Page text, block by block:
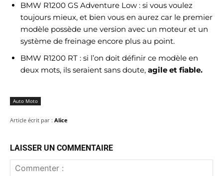
BMW R1200 GS Adventure Low : si vous voulez
toujours mieux, et bien vous en aurez car le premier
modèle possède une version avec un moteur et un
système de freinage encore plus au point.
BMW R1200 RT : si l’on doit définir ce modèle en
deux mots, ils seraient sans doute, agile et fiable.
Auto Moto
Article écrit par : Alice
LAISSER UN COMMENTAIRE